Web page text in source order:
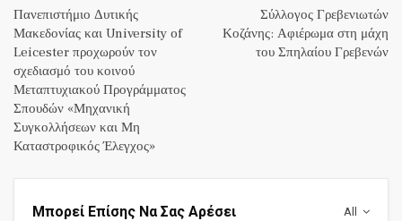
Πανεπιστήμιο Δυτικής
Μακεδονίας και University of
Leicester προχωρούν τον
σχεδιασμό του κοινού
Μεταπτυχιακού Προγράμματος
Σπουδών «Μηχανική
Συγκολλήσεων και Μη
Καταστροφικός Έλεγχος»
Σύλλογος Γρεβενιωτών
Κοζάνης: Αφιέρωμα στη μάχη
του Σπηλαίου Γρεβενών
All
Μπορεί Επίσης Να Σας Αρέσει